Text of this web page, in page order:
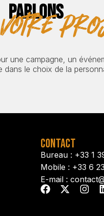
PARLONS
une campagne, un
le choix de la
CONTACT
Bureau : +33 1
Mobile : +33 6
E-mail :